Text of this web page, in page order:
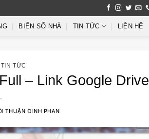
BIỂN SỐ NHÀ TIN TỨC LIÊN HỆ
TIN TỨC
– Link Google Drive
THUẬN ĐINH PHAN